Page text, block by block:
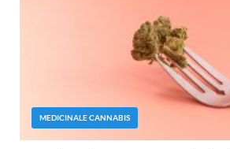
MEDICINALE CANNABIS